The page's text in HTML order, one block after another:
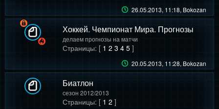
26.05.2013, 11:18, Bokozan
Хоккей. Чемпионат Мира. Прогнозы
делаем прогнозы на матчи
Страницы: [ 1 2 3 4 5]
20.05.2013, 11:28, Bokozan
Биатлон
сезон 2012/2013
Страницы: [ 1 2 ]